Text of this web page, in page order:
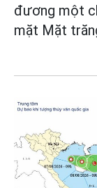
đương một
mặt Mặt